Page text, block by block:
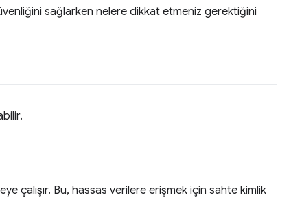
sağlarken nelere dikkat etmeniz gerektiğini
çalışır. Bu, hassas verilere erişmek için sahte kimlik